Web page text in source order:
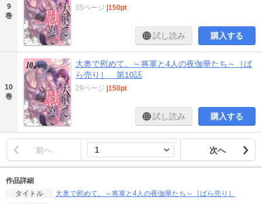
9
巻
35ページ 150pt
試し読み 購入する
10
巻
大奥で慰めて。～将軍と4人の夜伽華たち～［ば
ら売り］ 第10話
29ページ 150pt
試し読み 購入する
前へ 次へ
作品詳細
タイトル
大奥で慰めて。～将軍と4人の夜伽華たち～［ばら売り］